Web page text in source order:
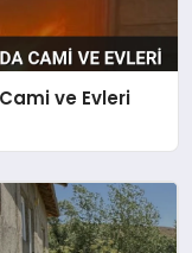
ve Evleri